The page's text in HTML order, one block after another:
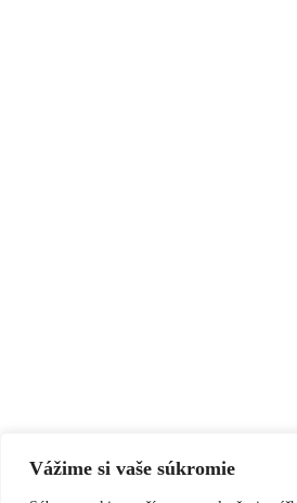
Vážime si vaše súkromie